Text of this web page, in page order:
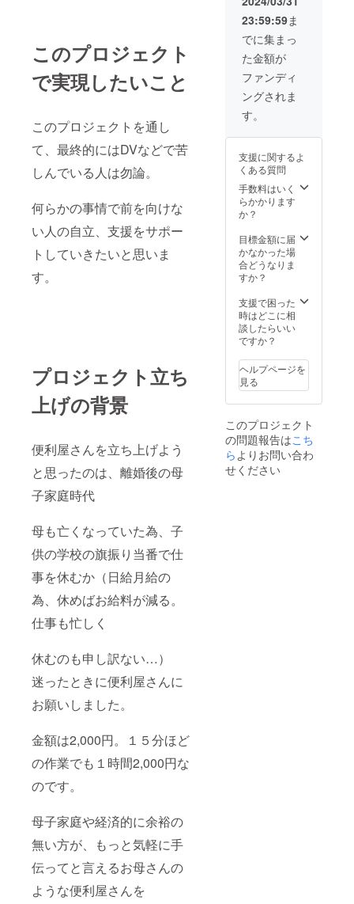
このプロジェクト
で実現したいこと
このプロジェクトを通し
て、最終的にはDVなどで苦
しんでいる人は勿論。
何らかの事情で前を向けな
い人の自立、支援をサポー
トしていきたいと思いま
す。
プロジェクト立ち
上げの背景
便利屋さんを立ち上げよう
と思ったのは、離婚後の母
子家庭時代
母も亡くなっていた為、子
供の学校の旗振り当番で仕
事を休むか（日給月給の
為、休めばお給料が減る。
仕事も忙しく
休むのも申し訳ない…）
迷ったときに便利屋さんに
お願いしました。
金額は2,000円。１５分ほど
の作業でも１時間2,000円な
のです。
母子家庭や経済的に余裕の
無い方が、もっと気軽に手
伝ってと言えるお母さんの
ような便利屋さんを
23:59:59ま
でに集まっ
た金額が
ファンディ
ングされま
す。
支援に関するよ
くある質問
手数料はいく
らかかります
か？
目標金額に届
かなかった場
合どうなりま
すか？
支援で困った
時はどこに相
談したらいい
ですか？
ヘルプページを
見る
このプロジェクト
の問題報告はこち
らよりお問い合わ
せください